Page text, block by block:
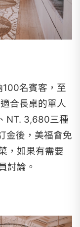
名賓客，至
合長桌的單人
NT. 3,680三種
金後，美福會免
，如果有需要
討論。